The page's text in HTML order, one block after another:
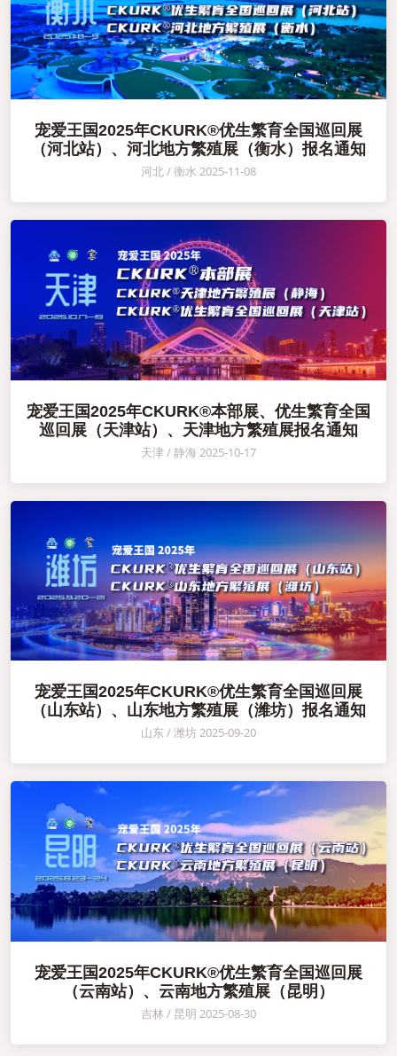
宠爱王国2025年CKURK®优生繁育全国巡回展
（河北站）、河北地方繁殖展（衡水）报名通知
河北 / 衡水 2025-11-08
宠爱王国2025年CKURK®本部展、优生繁育全国
巡回展（天津站）、天津地方繁殖展报名通知
天津 / 静海 2025-10-17
宠爱王国2025年CKURK®优生繁育全国巡回展
（山东站）、山东地方繁殖展（潍坊）报名通知
山东 / 潍坊 2025-09-20
宠爱王国2025年CKURK®优生繁育全国巡回展
（云南站）、云南地方繁殖展（昆明）
吉林 / 昆明 2025-08-30